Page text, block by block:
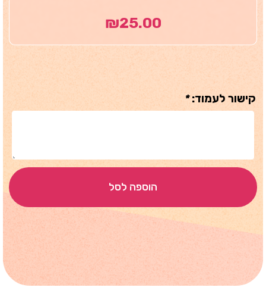
₪25.00
קישור לעמוד:*
הוספה לסל